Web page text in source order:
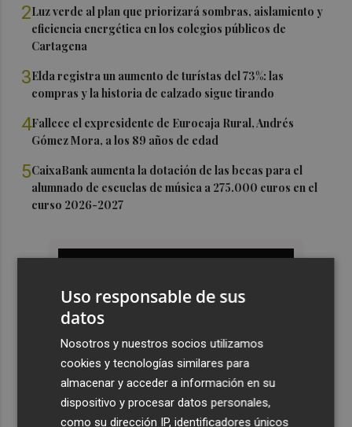
2Luz verde al plan que priorizará sombras, aislamiento y
eficiencia energética en los colegios públicos de
Cartagena
3Elda registra un aumento de turístas del 73%: las
compras y la historia de calzado sigue tirando
4Fallece el expresidente de Eurocaja Rural, Andrés
Gómez Mora, a los 89 años de edad
5CaixaBank aumenta la dotación de las becas para el
alumnado de escuelas de música a 275.000 euros en el
curso 2026-2027
Uso responsable de sus
datos
Nosotros y nuestros socios utilizamos
cookies y tecnologías similares para
almacenar y acceder a información en su
dispositivo y procesar datos personales,
como su dirección IP, identificadores únicos